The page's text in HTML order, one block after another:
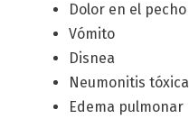
Dolor en el pecho
Vómito
Disnea
Neumonitis tóxica
Edema pulmonar